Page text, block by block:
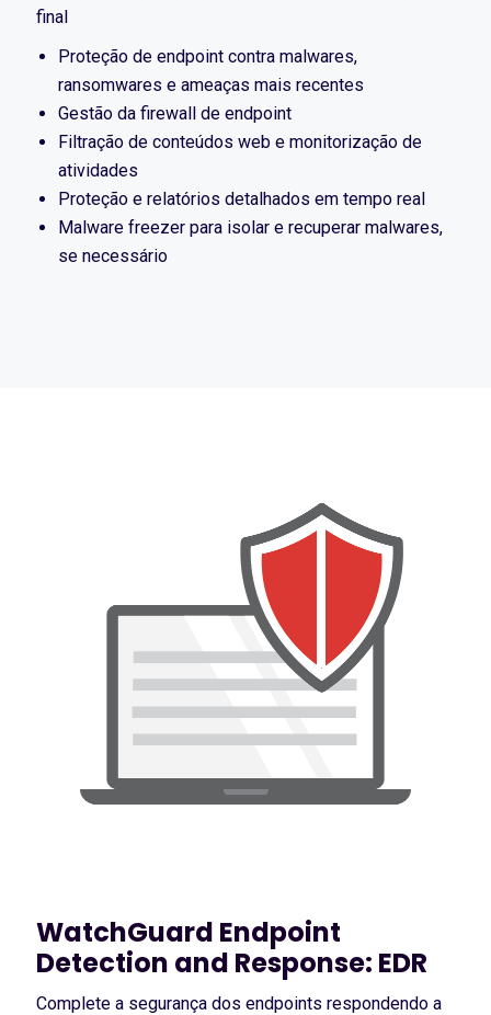
final
Proteção de endpoint contra malwares,
ransomwares e ameaças mais recentes
Gestão da firewall de endpoint
Filtração de conteúdos web e monitorização de
atividades
Proteção e relatórios detalhados em tempo real
Malware freezer para isolar e recuperar malwares,
se necessário
WatchGuard Endpoint
Detection and Response: EDR
Complete a segurança dos endpoints respondendo a